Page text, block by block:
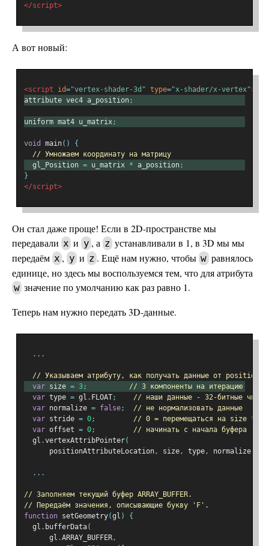
</script>
А вот новый:
<script id="vertex-shader-3d" type="x-shader/x-vertex">
attribute vec4 a_position;
uniform mat4 u_matrix;
void main()
{
// Умножаем координату на матрицу
  gl_Position
= u_matrix * a_position;
}
</script>
Он стал даже проще! Если в 2D-пространстве мы
передавали x и y, а z устанавливали в 1, в 3D мы мы
передаём x , yи z . Ещё нам нужно, чтобыwравнялось
единице, но здесь мы воспользуемся тем, что для атрибута
w значение по умолчанию как раз равно 1.
Теперь нам нужно передать 3D-данные.
...
// Указываем атрибуту, как получать данные от
var size = 3;
// 3 компоненты на итерацию
var type = gl . FLOAT;
// наши данные - 32-битные числа
var normalize = false;
// не нормализовать данные
var stride = 0;
// 0 = перемещаться на size *
var offset = 0;
// начинать с начала буфера
  gl
.vertexAttribPointer(
      positionAttributeLocation
, size, type, normalize
...
// Заполняем текущий буфер ARRAY_BUFFER.
// Передаём значения, описывающие букву 'F'.
function setGeometry(gl )
{
  gl
. bufferData(
      gl
.ARRAY_BUFFER,